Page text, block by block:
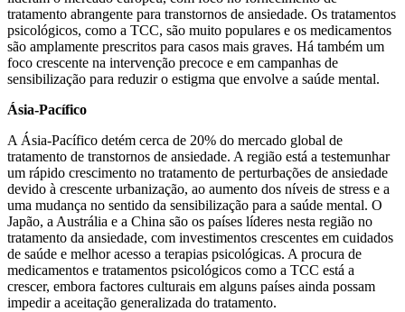
tratamento abrangente para transtornos de ansiedade. Os tratamentos
psicológicos, como a TCC, são muito populares e os medicamentos
são amplamente prescritos para casos mais graves. Há também um
foco crescente na intervenção precoce e em campanhas de
sensibilização para reduzir o estigma que envolve a saúde mental.
Ásia-Pacífico
A Ásia-Pacífico detém cerca de 20% do mercado global de
tratamento de transtornos de ansiedade. A região está a testemunhar
um rápido crescimento no tratamento de perturbações de ansiedade
devido à crescente urbanização, ao aumento dos níveis de stress e a
uma mudança no sentido da sensibilização para a saúde mental. O
Japão, a Austrália e a China são os países líderes nesta região no
tratamento da ansiedade, com investimentos crescentes em cuidados
de saúde e melhor acesso a terapias psicológicas. A procura de
medicamentos e tratamentos psicológicos como a TCC está a
crescer, embora factores culturais em alguns países ainda possam
impedir a aceitação generalizada do tratamento.